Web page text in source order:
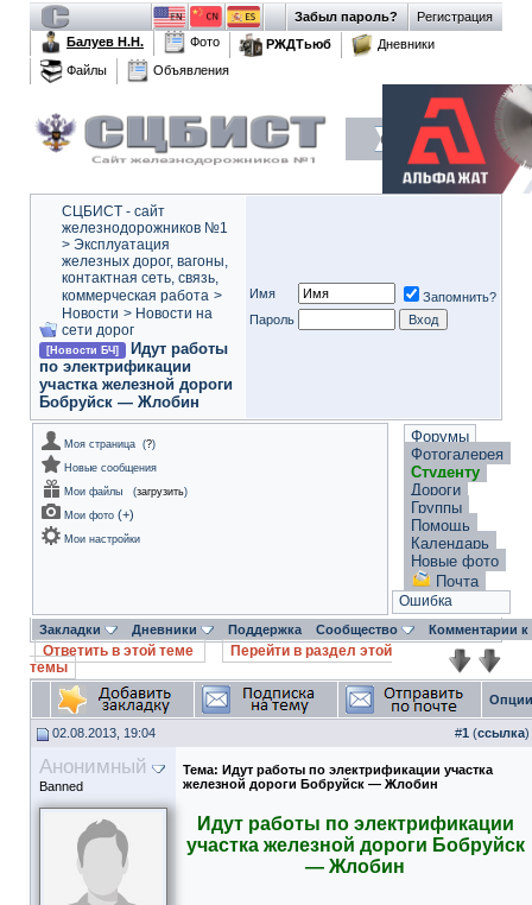
Регистрация
Забыл пароль?
Балуев Н.Н.
Фото РЖДТьюб
Дневники
Файлы
Объявления
СЦБИСТ - сайт
железнодорожников №1
> Эксплуатация
железных дорог, вагоны,
контактная сеть, связь,
коммерческая работа >
Новости > Новости на
сети дорог
[Новости БЧ]
Идут работы
по электрификации
участка железной дороги
Бобруйск — Жлобин
Имя
Запомнить?
Пароль
Моя страница (?)
Новые сообщения
Мои файлы
(загрузить)
Мои фото (+)
Мои настройки
Форумы
Фотогалерея
Студенту
Дороги
Группы
Помощь
Календарь
Новые фото
Почта
Ошибка
Закладки Дневники Поддержка Сообщество Комментарии
Ответить в этой теме
Перейти в раздел этой
темы
02.08.2013, 19:04 #1 (ссылка)
Анонимный
Banned
Тема: Идут работы по электрификации участка
железной дороги Бобруйск — Жлобин
Идут работы по электрификации
участка железной дороги Бобруйск
— Жлобин